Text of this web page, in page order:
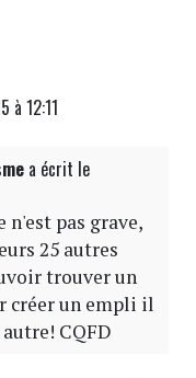
à 12:11
a écrit le
n'est pas grave,
25 autres
trouver un
créer un empli il
CQFD